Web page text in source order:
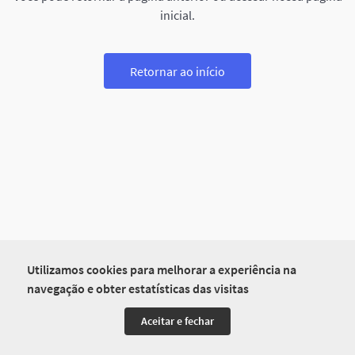
Utilizamos cookies para melhorar a experiência na
navegação e obter estatísticas das visitas
Aceitar e fechar
inicial.
Retornar ao início